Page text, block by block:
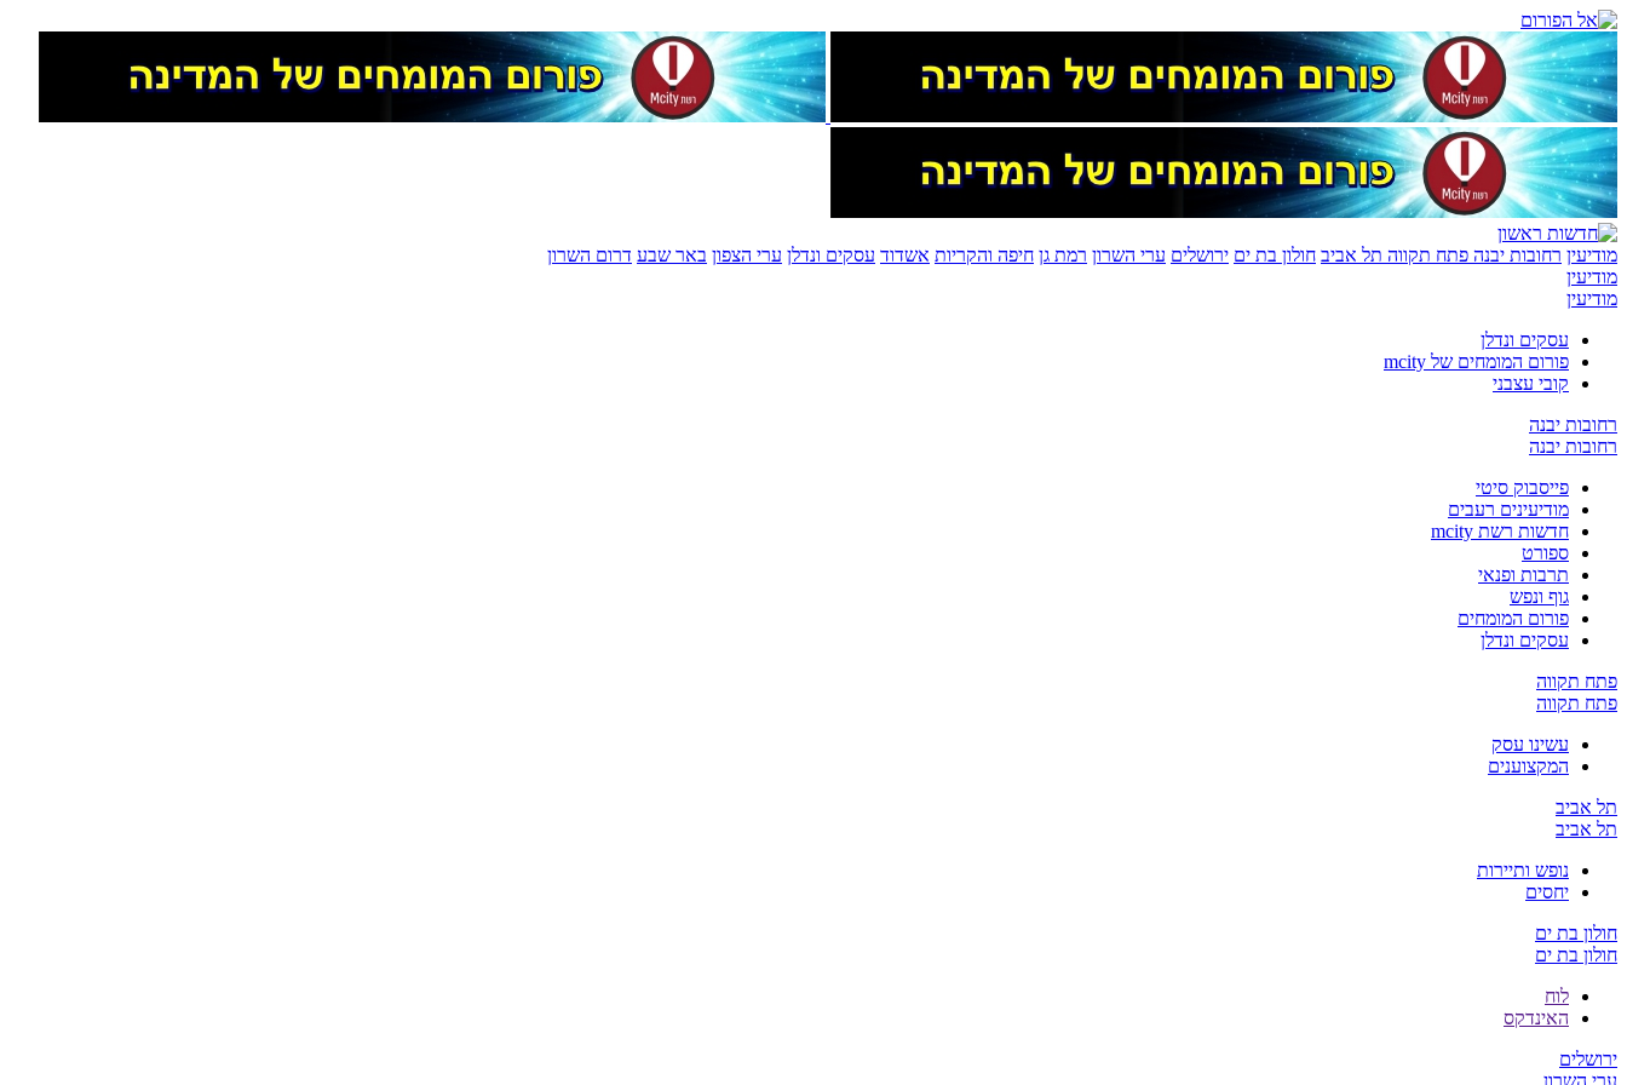
מודיעין רחובות יבנה פתח תקווה תל אביב חולון בת ים ירושלים ערי השרון רמת גן חיפה והקריות אשדוד עסקים ונדלן ערי הצפון באר שבע דרום השרון
מודיעין
מודיעין
עסקים ונדלן
פורום המומחים של mcity
קובי עצבני
רחובות יבנה
רחובות יבנה
פייסבוק סיטי
מודיעינים רעבים
חדשות רשת mcity
ספורט
תרבות ופנאי
גוף ונפש
פורום המומחים
עסקים ונדלן
פתח תקווה
פתח תקווה
עשינו עסק
המקצוענים
תל אביב
תל אביב
נופש ותיירות
יחסים
חולון בת ים
חולון בת ים
לוח
האינדקס
ירושלים
ערי השרון